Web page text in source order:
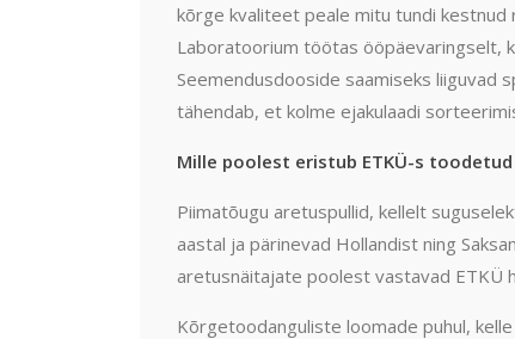
kõrge kvaliteet peale mitu tundi
Laboratoorium töötas ööpäevaringselt,
Seemendusdooside saamiseks liiguvad
tähendab, et kolme ejakulaadi
Mille poolest eristub ETKÜ-s
Piimatõugu aretuspullid, kellelt
aastal ja pärinevad Hollandist ning
aretusnäitajate poolest vastavad ETKÜ
Kõrgetoodanguliste loomade puhul,